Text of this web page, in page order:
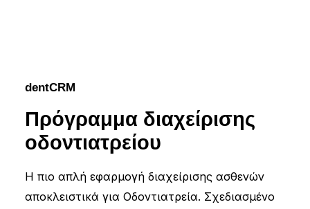
dentCRM
Πρόγραμμα διαχείρισης
οδοντιατρείου
Η πιο απλή εφαρμογή διαχείρισης ασθενών
αποκλειστικά για Οδοντιατρεία. Σχεδιασμένο